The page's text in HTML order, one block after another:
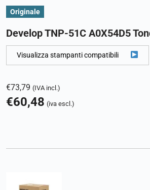
Originale
Develop TNP-51C A0X54D5
Visualizza stampanti compatibili
€73,79 (IVA incl.)
€60,48 (iva escl.)